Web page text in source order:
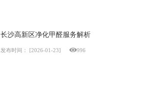
长沙高新区净化甲醛服务解析
发布时间： [2026-01-23] 996